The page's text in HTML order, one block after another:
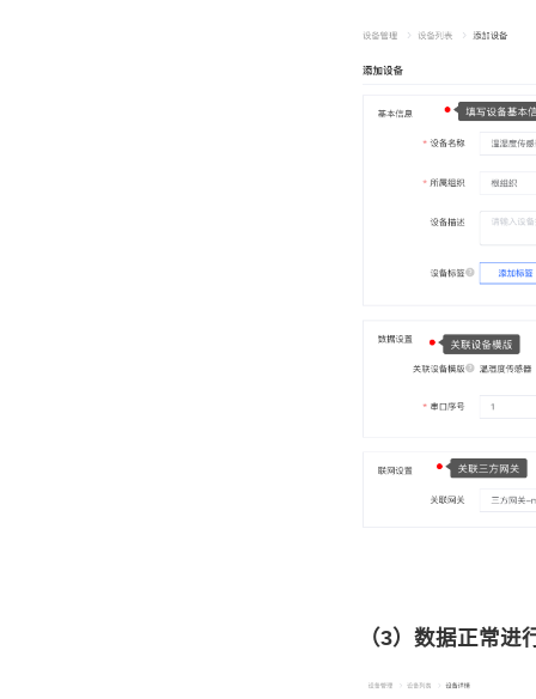
（3）数据正常